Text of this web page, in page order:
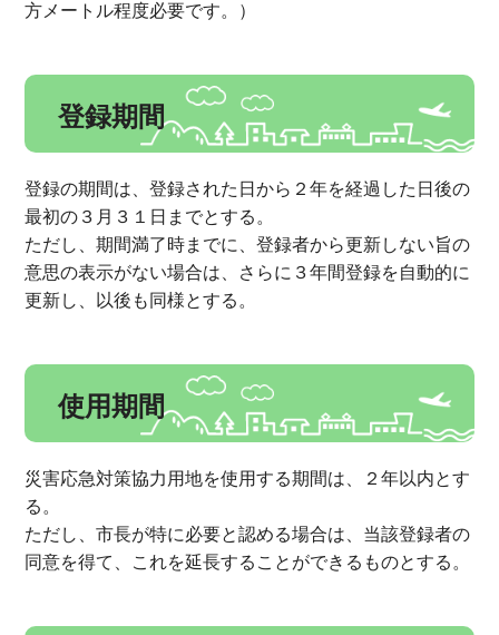
方メートル程度必要です。）
登録期間
登録の期間は、登録された日から２年を経過した日後の
最初の３月３１日までとする。
ただし、期間満了時までに、登録者から更新しない旨の
意思の表示がない場合は、さらに３年間登録を自動的に
更新し、以後も同様とする。
使用期間
災害応急対策協力用地を使用する期間は、２年以内とす
る。
ただし、市長が特に必要と認める場合は、当該登録者の
同意を得て、これを延長することができるものとする。